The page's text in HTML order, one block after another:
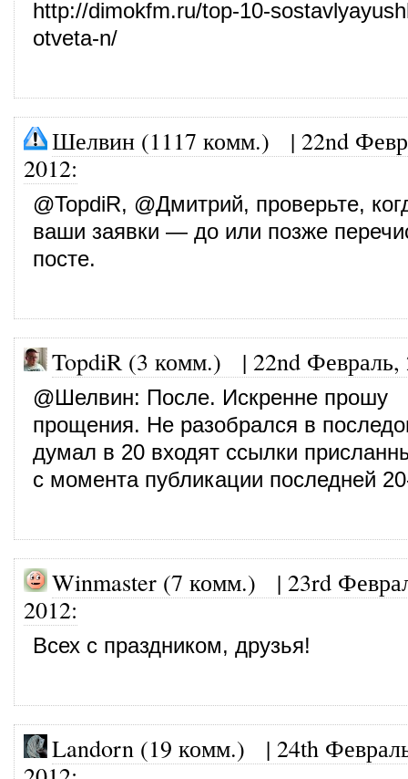
http://dimokfm.ru/top-10-
otveta-n/
Шелвин (1117 комм.) | 22nd
2012:
@TopdiR, @Дмитрий, проверьте,
ваши заявки — до или позже
посте.
TopdiR (3 комм.) | 22nd Февраль,
@Шелвин: После. Искренне прошу
прощения. Не разобрался в
думал в 20 входят ссылки
с момента публикации последней
Winmaster (7 комм.) | 23rd
2012:
Всех с праздником, друзья!
Landorn (19 комм.) | 24th